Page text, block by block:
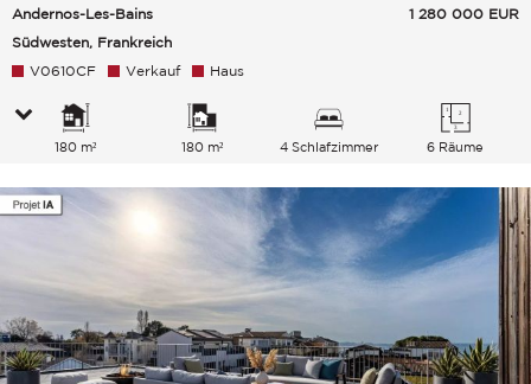
Andernos-Les-Bains
Südwesten, Frankreich
1 280 000 EUR
V0610CF Verkauf Haus
180 m² 180 m² 4 Schlafzimmer 6 Räume